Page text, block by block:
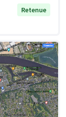
Retenue